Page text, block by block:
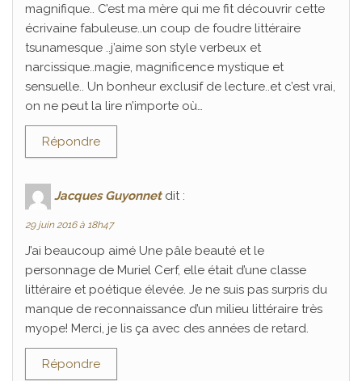
magnifique.. C’est ma mère qui me fit découvrir cette
écrivaine fabuleuse..un coup de foudre littéraire
tsunamesque ..j’aime son style verbeux et
narcissique..magie, magnificence mystique et
sensuelle.. Un bonheur exclusif de lecture..et c’est vrai,
on ne peut la lire n’importe où…
Répondre
Jacques Guyonnet dit :
29 juin 2016 à 18h47
J’ai beaucoup aimé Une pâle beauté et le
personnage de Muriel Cerf, elle était d’une classe
littéraire et poétique élevée. Je ne suis pas surpris du
manque de reconnaissance d’un milieu littéraire très
myope! Merci, je lis ça avec des années de retard.
Répondre